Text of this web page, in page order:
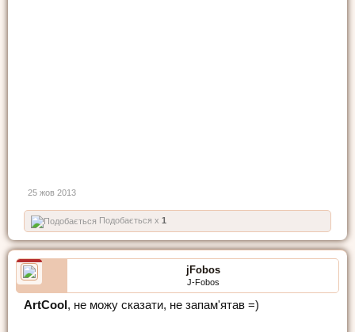
25 жов 2013
Подобається x 1
jFobos
J-Fobos
ArtCool , не можу сказати, не запам'ятав =)